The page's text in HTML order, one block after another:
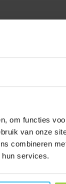
om functies
van onze
combineren
services.